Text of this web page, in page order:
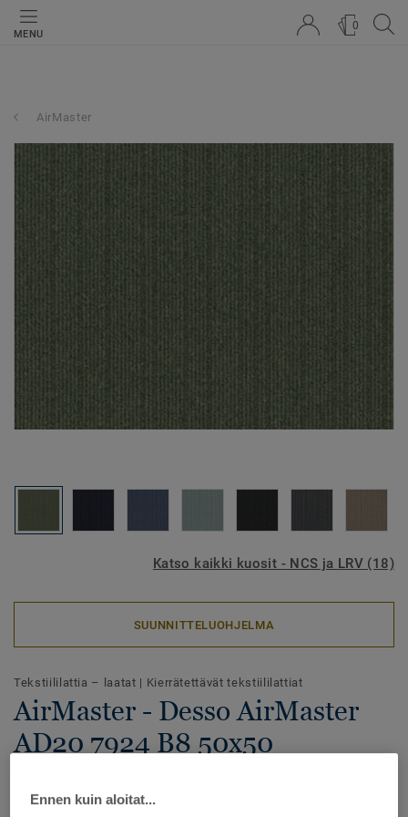
MENU
0
AirMaster
Katso kaikki kuosit - NCS ja LRV (18)
SUUNNITTELUOHJELMA
Tekstiililattia – laatat | Kierrätettävät tekstiililattiat
AirMaster - Desso AirMaster
AD20 7924 B8 50x50
Ennen kuin aloitat...